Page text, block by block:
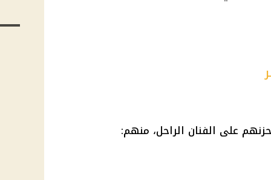
على الفنان الراحل، منهم: